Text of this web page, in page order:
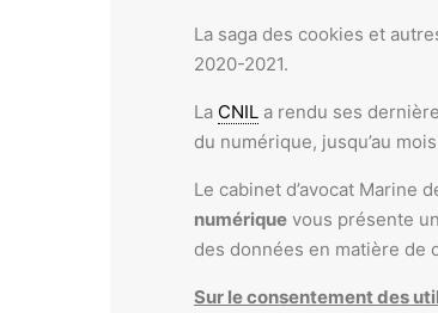
La saga des cookies et
2020-2021.
La CNIL a rendu ses
du numérique, jusqu’au
Le cabinet d’avocat Marine
numérique vous présente
des données en matière de
Sur le consentement des